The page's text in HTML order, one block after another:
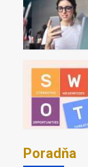
Poradňa